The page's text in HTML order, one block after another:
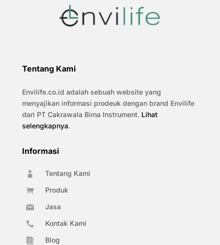
Tentang Kami
Envilife.co.id adalah sebuah website yang
menyajikan informasi prodeuk dengan brand Envilife
dari PT Cakrawala Bima Instrument. Lihat
selengkapnya.
Informasi
 Tentang Kami
 Produk
 Jasa
 Kontak Kami
 Blog